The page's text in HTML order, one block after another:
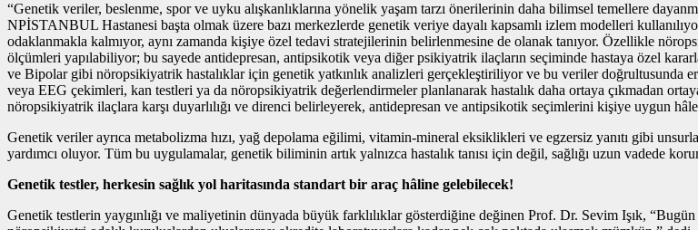
“Genetik veriler, beslenme, spor ve uyku alışkanlıklarına yönelik yaşam tarzı önerilerinin daha bilimsel temellere
NPİSTANBUL Hastanesi başta olmak üzere bazı merkezlerde genetik veriye dayalı kapsamlı izlem modelleri
odaklanmakla kalmıyor, aynı zamanda kişiye özel tedavi stratejilerinin belirlenmesine de olanak tanıyor. Özellikle
ölçümleri yapılabiliyor; bu sayede antidepresan, antipsikotik veya diğer psikiyatrik ilaçların seçiminde hastaya özel
ve Bipolar gibi nöropsikiyatrik hastalıklar için genetik yatkınlık analizleri gerçekleştiriliyor ve bu veriler doğrultusunda
veya EEG çekimleri, kan testleri ya da nöropsikiyatrik değerlendirmeler planlanarak hastalık daha ortaya çıkmadan
nöropsikiyatrik ilaçlara karşı duyarlılığı ve direnci belirleyerek, antidepresan ve antipsikotik seçimlerini kişiye uygun
Genetik veriler ayrıca metabolizma hızı, yağ depolama eğilimi, vitamin-mineral eksiklikleri ve egzersiz yanıtı gibi
yardımcı oluyor. Tüm bu uygulamalar, genetik biliminin artık yalnızca hastalık tanısı için değil, sağlığı uzun vadede
Genetik testler, herkesin sağlık yol haritasında standart bir araç hâline gelebilecek!
Genetik testlerin yaygınlığı ve maliyetinin dünyada büyük farklılıklar gösterdiğine değinen Prof. Dr. Sevim Işık,